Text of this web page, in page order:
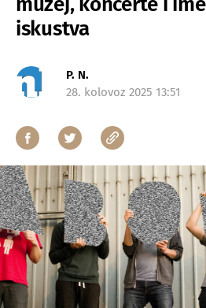
iskustva
P. N.
28. kolovoz 2025 13:51